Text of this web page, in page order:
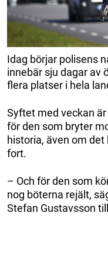
Idag börjar polisens
innebär sju dagar av
flera platser i hela
Syftet med veckan
för den som bryter
historia, även om
fort.
– Och för den som
nog böterna rejält,
Stefan Gustavsson till